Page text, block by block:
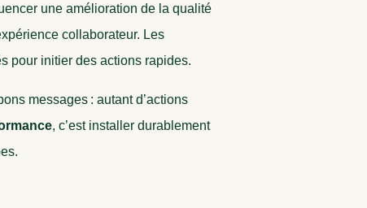
une amélioration de la qualité
collaborateur. Les
pour initier des actions rapides.
messages : autant d’actions
, c’est installer durablement